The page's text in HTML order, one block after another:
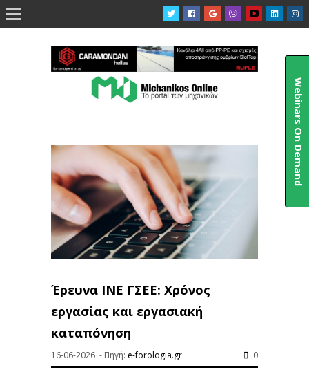

Έρευνα ΙΝΕ ΓΣΕΕ: Χρόνος
εργασίας και εργασιακή
καταπόνηση
16-06-2026 - Πηγή: e-forologia.gr 0
Webinars On Demand